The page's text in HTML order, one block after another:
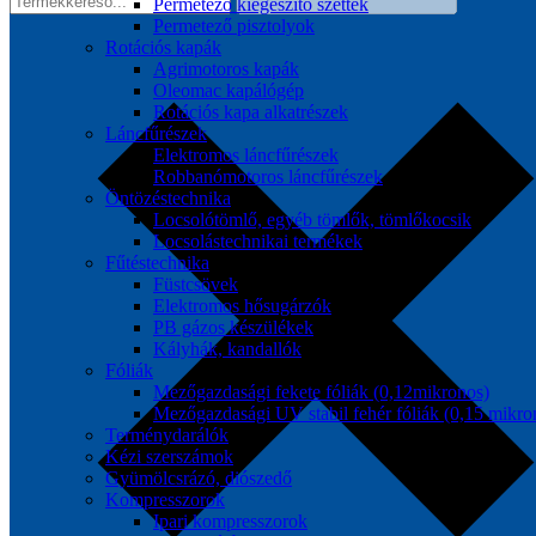
Permetező pisztolyok
Rotációs kapák
Agrimotoros kapák
Oleomac kapálógép
Rotációs kapa alkatrészek
Láncfűrészek
Elektromos láncfűrészek
Robbanómotoros láncfűrészek
Öntözéstechnika
Locsolótömlő, egyéb tömlők, tömlőkocsik
Locsolástechnikai termékek
Fűtéstechnika
Füstcsövek
Elektromos hősugárzók
PB gázos készülékek
Kályhák, kandallók
Fóliák
Mezőgazdasági fekete fóliák (0,12mikronos)
Mezőgazdasági UV stabil fehér fóliák (0,15
Terménydarálók
Kézi szerszámok
Gyümölcsrázó, diószedő
Kompresszorok
Ipari kompresszorok